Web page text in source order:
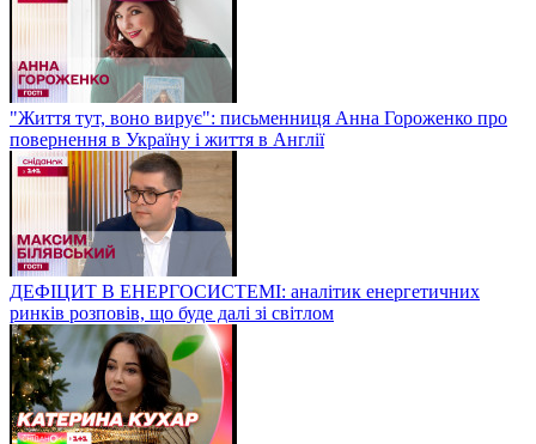
"Життя тут, воно вирує": письменниця Анна Гороженко про
повернення в Україну і життя в Англії
ДЕФІЦИТ В ЕНЕРГОСИСТЕМІ: аналітик енергетичних
ринків розповів, що буде далі зі світлом